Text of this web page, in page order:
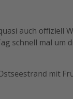
auch offiziell
schnell mal um
mit